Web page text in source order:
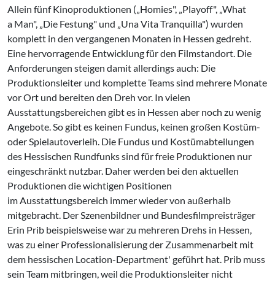
Allein fünf Kinoproduktionen („Homies", „Playoff", „What
a Man", „Die Festung" und „Una Vita Tranquilla") wurden
komplett in den vergangenen Monaten in Hessen gedreht.
Eine hervorragende Entwicklung für den Filmstandort. Die
Anforderungen steigen damit allerdings auch: Die
Produktionsleiter und komplette Teams sind mehrere Monate
vor Ort und bereiten den Dreh vor. In vielen
Ausstattungsbereichen gibt es in Hessen aber noch zu wenig
Angebote. So gibt es keinen Fundus, keinen großen Kostüm-
oder Spielautoverleih. Die Fundus und Kostümabteilungen
des Hessischen Rundfunks sind für freie Produktionen nur
eingeschränkt nutzbar. Daher werden bei den aktuellen
Produktionen die wichtigen Positionen
im Ausstattungsbereich immer wieder von außerhalb
mitgebracht. Der Szenenbildner und Bundesfilmpreisträger
Erin Prib beispielsweise war zu mehreren Drehs in Hessen,
was zu einer Professionalisierung der Zusammenarbeit mit
dem hessischen Location-Department' geführt hat. Prib muss
sein Team mitbringen, weil die Produktionsleiter nicht